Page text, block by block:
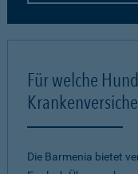
Für welche
Die Barmenia bietet